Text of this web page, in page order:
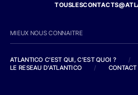
MIEUX NOUS CONNAITRE
ATLANTICO C'EST QUI, C'EST QUOI ?
/
LE RESEAU D'ATLANTICO
/ CONTACT